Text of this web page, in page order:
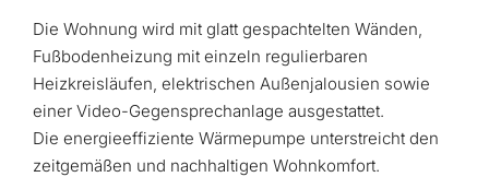
Die Wohnung wird mit glatt gespachtelten Wänden,
Fußbodenheizung mit einzeln regulierbaren
Heizkreisläufen, elektrischen Außenjalousien sowie
einer Video-Gegensprechanlage ausgestattet.
Die energieeffiziente Wärmepumpe unterstreicht den
zeitgemäßen und nachhaltigen Wohnkomfort.